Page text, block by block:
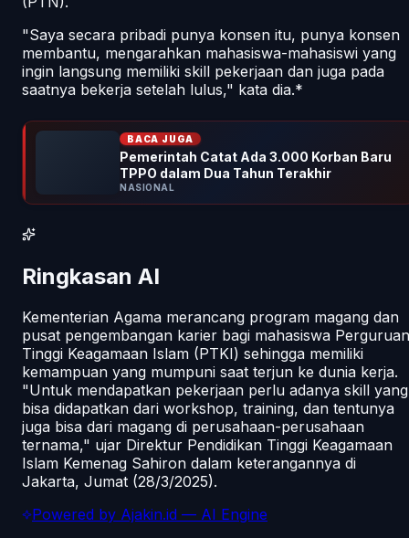
"Saya secara pribadi punya konsen itu, punya konsen
membantu, mengarahkan mahasiswa-mahasiswi yang
ingin langsung memiliki skill pekerjaan dan juga pada
saatnya bekerja setelah lulus," kata dia.*
BACA JUGA
Pemerintah Catat Ada 3.000 Korban Baru
TPPO dalam Dua Tahun Terakhir
NASIONAL
Ringkasan AI
Kementerian Agama merancang program magang dan
pusat pengembangan karier bagi mahasiswa Perguruan
Tinggi Keagamaan Islam (PTKI) sehingga memiliki
kemampuan yang mumpuni saat terjun ke dunia kerja.
"Untuk mendapatkan pekerjaan perlu adanya skill yang
bisa didapatkan dari workshop, training, dan tentunya
juga bisa dari magang di perusahaan-perusahaan
ternama," ujar Direktur Pendidikan Tinggi Keagamaan
Islam Kemenag Sahiron dalam keterangannya di
Jakarta, Jumat (28/3/2025).
Powered by Ajakin.id — AI Engine